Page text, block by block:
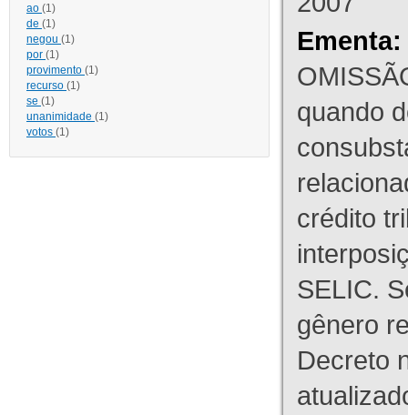
ao (1)
de (1)
negou (1)
por (1)
provimento (1)
recurso (1)
se (1)
unanimidade (1)
votos (1)
Ementa:
quando
crédito
SELIC.
gênero
Decreto